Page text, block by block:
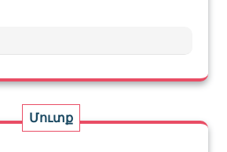
Մուտք